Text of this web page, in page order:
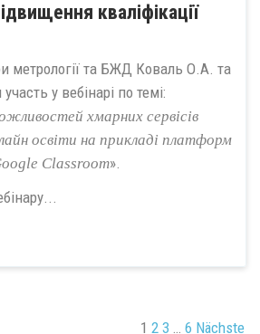
кваліфікації
метрології та БЖД Коваль О.А. та
у вебінарі по темі:
хмарних сервісів
освіти на прикладі платформ
Classroom».
1 2 3 6 Nächste